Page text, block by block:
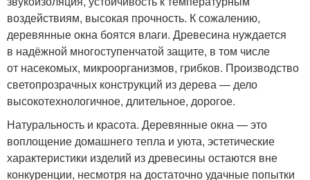
воздействиям, высокая прочность. К сожалению,
деревянные окна боятся влаги. Древесина нуждается
в надёжной многоступенчатой защите, в том числе
от насекомых, микроорганизмов, грибков. Производство
светопрозрачных конструкций из дерева — дело
высокотехнологичное, длительное, дорогое.
Натуральность и красота. Деревянные окна — это
воплощение домашнего тепла и уюта, эстетические
характеристики изделий из древесины остаются вне
конкуренции, несмотря на достаточно удачные попытки